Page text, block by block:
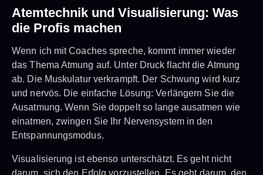
Atemtechnik und Visualisierung: Was
die Profis machen
Wenn ich mit Coaches spreche, kommt immer wieder
das Thema Atmung auf. Unter Druck flacht die Atmung
ab. Die Muskulatur verkrampft. Der Schwung wird kurz
und nervös. Die einfache Lösung: Verlängern Sie die
Ausatmung. Wenn Sie doppelt so lange ausatmen wie
einatmen, zwingen Sie Ihr Nervensystem in den
Entspannungsmodus.
Visualisierung ist ebenso unterschätzt. Es geht nicht
darum, sich den Erfolg vorzustellen. Es geht darum, den